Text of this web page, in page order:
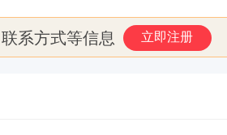
系方式等信息 立即注册